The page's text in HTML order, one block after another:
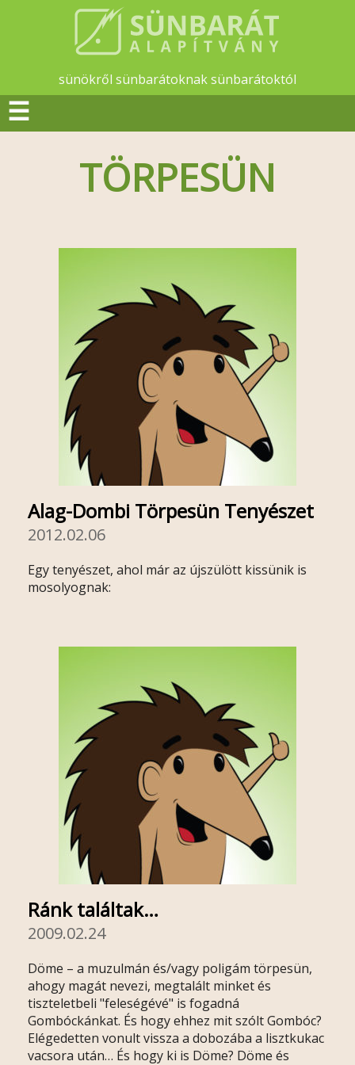
sünökről sünbarátoknak sünbarátoktól
☰
TÖRPESÜN
Alag-Dombi Törpesün Tenyészet
2012.02.06
Egy tenyészet, ahol már az újszülött kissünik is
mosolyognak:
Ránk találtak…
2009.02.24
Döme – a muzulmán és/vagy poligám törpesün,
ahogy magát nevezi, megtalált minket és
tiszteletbeli "feleségévé" is fogadná
Gombóckánkat. És hogy ehhez mit szólt Gombóc?
Elégedetten vonult vissza a dobozába a lisztkukac
vacsora után… És hogy ki is Döme? Döme és